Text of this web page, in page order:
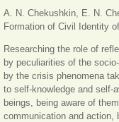
A. N. Chekushkin, E. N.
Formation of Civil Identity
Researching the role of
by peculiarities of the
by the crisis phenomena
to self-knowledge and self-
beings, being aware of
communication and action,